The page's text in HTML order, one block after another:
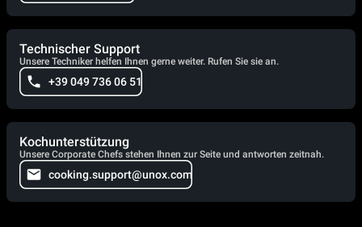
Technischer Support
Unsere Techniker helfen Ihnen gerne weiter. Rufen Sie sie an.
+39 049 736 06 51
Kochunterstützung
Unsere Corporate Chefs stehen Ihnen zur Seite und antworten zeitnah.
cooking.support@unox.com